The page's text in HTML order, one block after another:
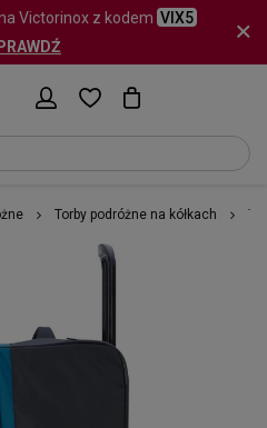
Victorinox z kodem VIX5
Torby podróżne na kółkach